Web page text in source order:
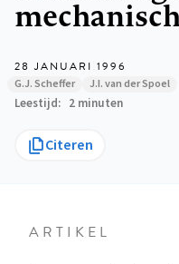
28 JANUARI 1996
G.J. Scheffer J.I. van der Spoel
Leestijd 2 minuten
Citeren
ARTIKEL